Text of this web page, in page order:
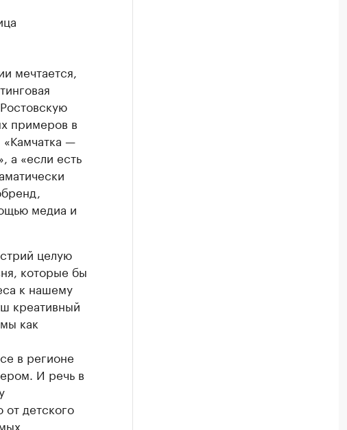
мечтается,
примеров в
«Камчатка —
а «если есть
медиа и
целую
которые бы
к нашему
креативный
как
в регионе
И речь в
детского